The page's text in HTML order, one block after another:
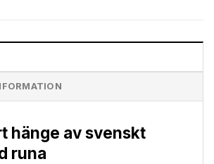
hänge av svenskt
runa